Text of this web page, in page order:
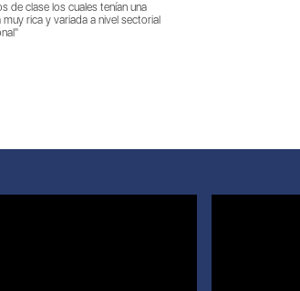
de clase los cuales tenían una
muy rica y variada a nivel sectorial